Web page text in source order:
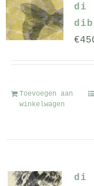
di
€
Toevoegen aan
winkelwagen
di